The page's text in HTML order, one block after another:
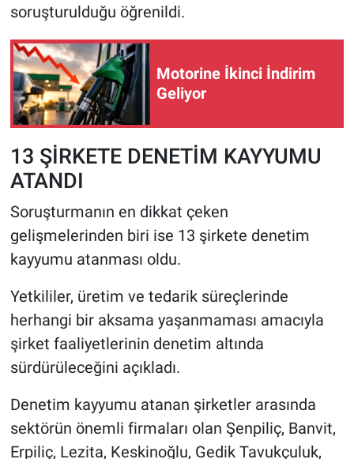
soruşturulduğu öğrenildi.
Motorine İkinci İndirim
Geliyor
13 ŞİRKETE DENETİM KAYYUMU
ATANDI
Soruşturmanın en dikkat çeken
gelişmelerinden biri ise 13 şirkete denetim
kayyumu atanması oldu.
Yetkililer, üretim ve tedarik süreçlerinde
herhangi bir aksama yaşanmaması amacıyla
şirket faaliyetlerinin denetim altında
sürdürüleceğini açıkladı.
Denetim kayyumu atanan şirketler arasında
sektörün önemli firmaları olan Şenpiliç, Banvit,
Erpiliç, Lezita, Keskinoğlu, Gedik Tavukçuluk,